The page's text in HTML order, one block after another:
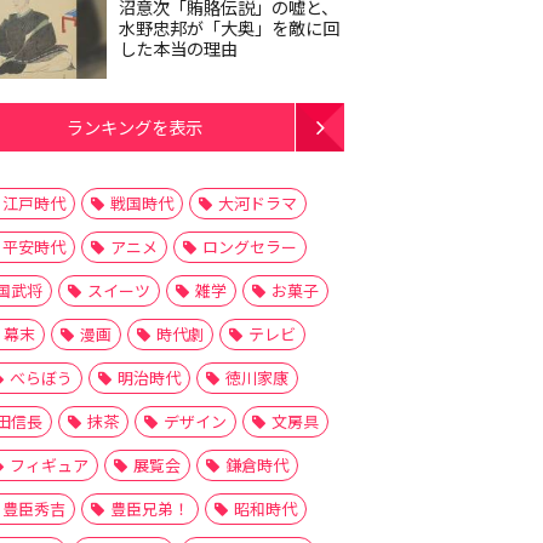
沼意次「賄賂伝説」の嘘と、
水野忠邦が「大奥」を敵に回
した本当の理由
ランキングを表示
江戸時代 戦国時代
大河ドラマ
平安時代
アニメ
ロングセラー
武将
スイーツ 雑学
お菓子
幕末
漫画 時代劇
テレビ
べらぼう
明治時代
徳川家康
信長
抹茶 デザイン
文房具
フィギュア
展覧会
鎌倉時代
豊臣秀吉
豊臣兄弟！
昭和時代